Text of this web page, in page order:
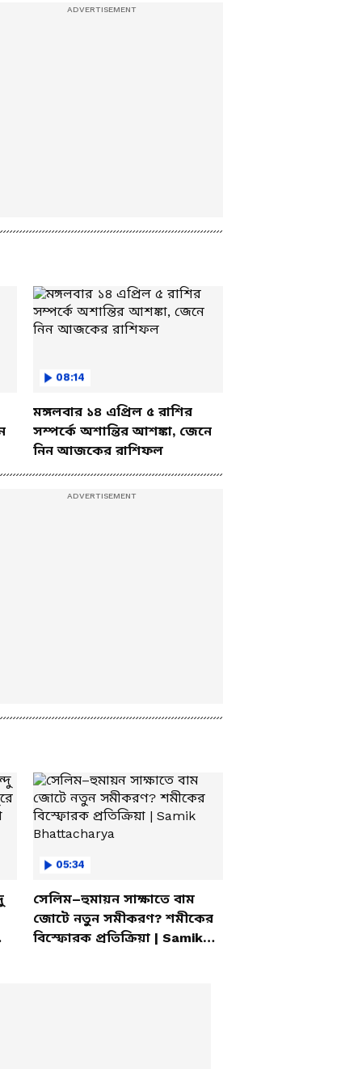
08:14
মঙ্গলবার ১৪ এপ্রিল ৫ রাশির
সম্পর্কে অশান্তির আশঙ্কা, জেনে
নিন আজকের রাশিফল
05:34
সেলিম–হুমায়ন সাক্ষাতে বাম
জোটে নতুন সমীকরণ? শমীকের
বিস্ফোরক প্রতিক্রিয়া | Samik